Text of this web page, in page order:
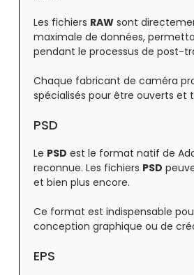
Les fichiers RAW sont
maximale de données,
pendant le processus de post-
Chaque fabricant de caméra
spécialisés pour être ouverts
PSD
Le PSD est le format natif de
reconnue. Les fichiers PSD
et bien plus encore.
Ce format est indispensable
conception graphique ou de
EPS